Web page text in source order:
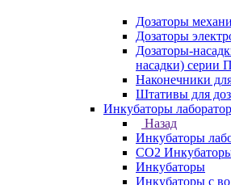
Дозаторы
Дозаторы
Дозаторы-
насадки) серии
Наконечники
Штативы для
Инкубаторы
Назад
Инкубаторы
CO2
Инкубаторы
Инкубаторы с